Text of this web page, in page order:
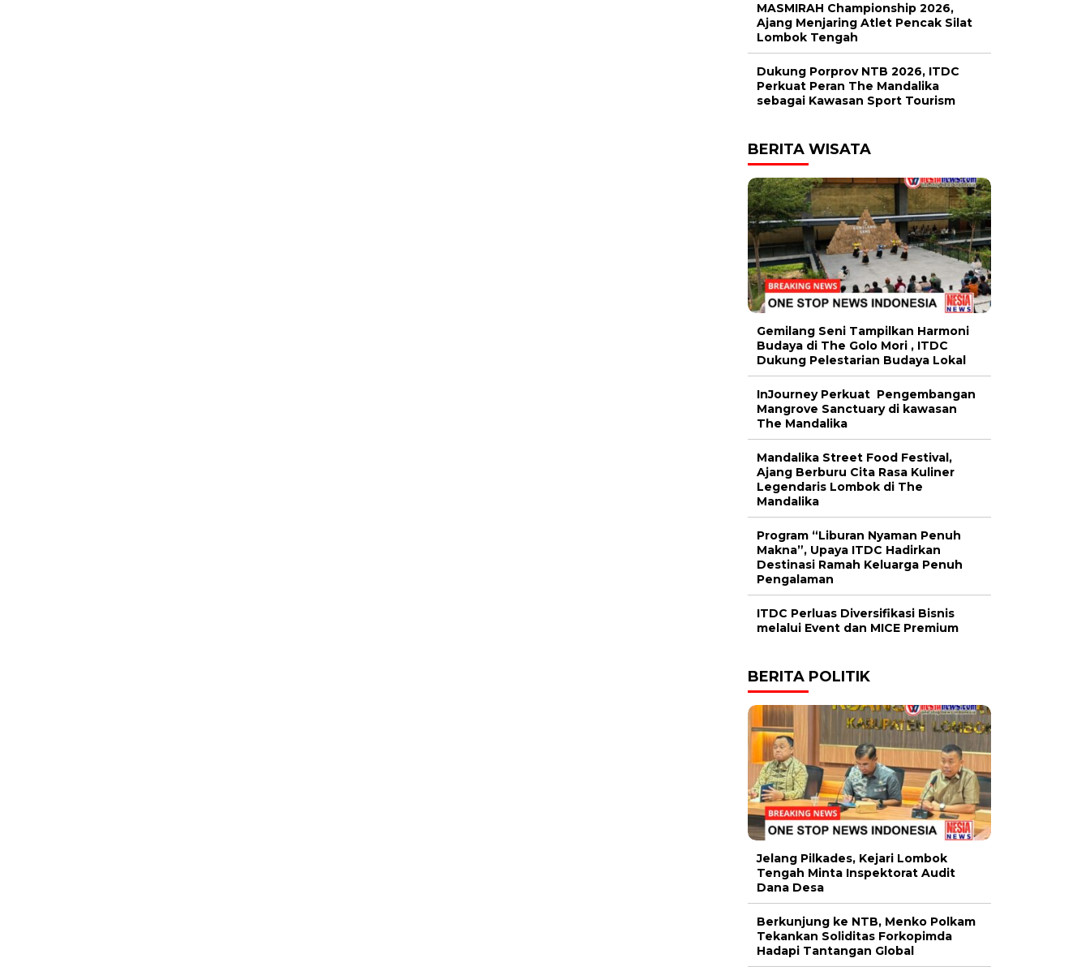
MASMIRAH Championship 2026,
Ajang Menjaring Atlet Pencak Silat
Lombok Tengah
Dukung Porprov NTB 2026, ITDC
Perkuat Peran The Mandalika
sebagai Kawasan Sport Tourism
BERITA WISATA
Gemilang Seni Tampilkan Harmoni
Budaya di The Golo Mori , ITDC
Dukung Pelestarian Budaya Lokal
InJourney Perkuat Pengembangan
Mangrove Sanctuary di kawasan
The Mandalika
Mandalika Street Food Festival,
Ajang Berburu Cita Rasa Kuliner
Legendaris Lombok di The
Mandalika
Program “Liburan Nyaman Penuh
Makna”, Upaya ITDC Hadirkan
Destinasi Ramah Keluarga Penuh
Pengalaman
ITDC Perluas Diversifikasi Bisnis
melalui Event dan MICE Premium
BERITA POLITIK
Jelang Pilkades, Kejari Lombok
Tengah Minta Inspektorat Audit
Dana Desa
Berkunjung ke NTB, Menko Polkam
Tekankan Soliditas Forkopimda
Hadapi Tantangan Global